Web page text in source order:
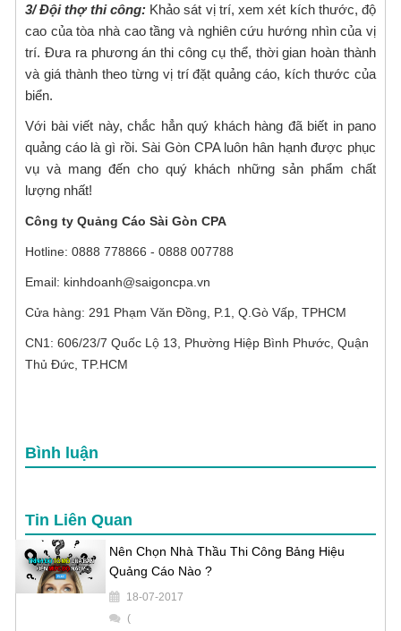
3/ Đội thợ thi công:Khảo sát vị trí, xem xét kích thước, độ
cao của tòa nhà cao tầng và nghiên cứu hướng nhìn của vị
trí. Đưa ra phương án thi công cụ thể, thời gian hoàn thành
và giá thành theo từng vị trí đặt quảng cáo, kích thước của
biển.
Với bài viết này, chắc hẳn quý khách hàng đã biết in pano
quảng cáo là gì rồi. Sài Gòn CPA luôn hân hạnh được phục
vụ và mang đến cho quý khách những sản phẩm chất
lượng nhất!
Công ty Quảng Cáo Sài Gòn CPA
Hotline: 0888 778866 - 0888 007788
Email: kinhdoanh@saigoncpa.vn
Cửa hàng: 291 Phạm Văn Đồng, P.1, Q.Gò Vấp, TPHCM
CN1: 606/23/7 Quốc Lộ 13, Phường Hiệp Bình Phước, Quận
Thủ Đức, TP.HCM
Bình luận
Tin Liên Quan
Nên Chọn Nhà Thầu Thi Công Bảng Hiệu
Quảng Cáo Nào ?
18-07-2017
(